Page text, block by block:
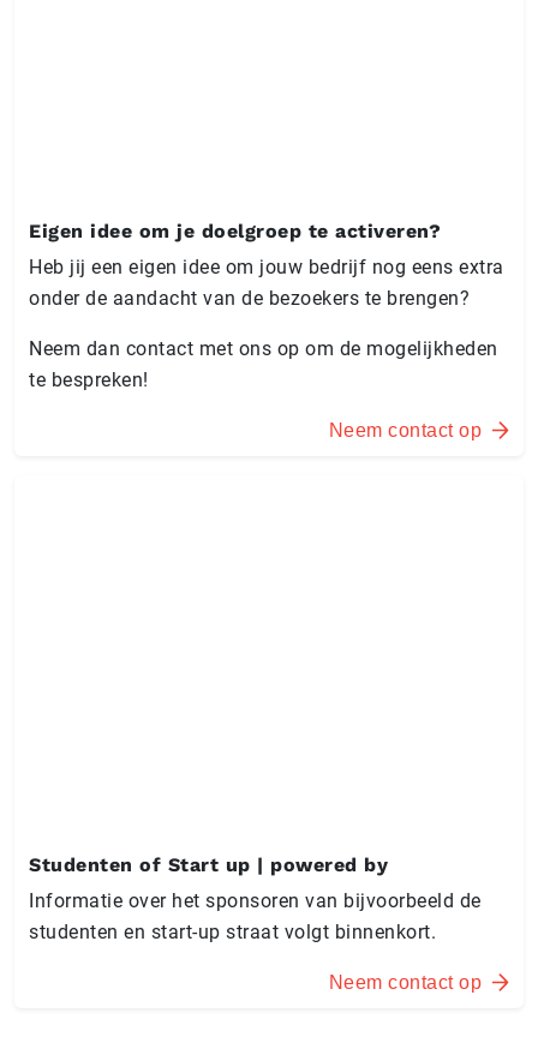
Eigen idee om je doelgroep te activeren?
Heb jij een eigen idee om jouw bedrijf nog eens extra
onder de aandacht van de bezoekers te brengen?
Neem dan contact met ons op om de mogelijkheden
te bespreken!
Neem contact op
Studenten of Start up | powered by
Informatie over het sponsoren van bijvoorbeeld de
studenten en start-up straat volgt binnenkort.
Neem contact op